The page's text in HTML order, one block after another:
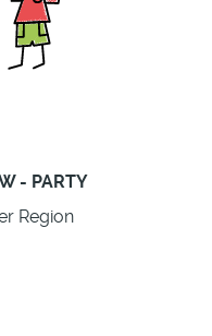
- PARTY
Region